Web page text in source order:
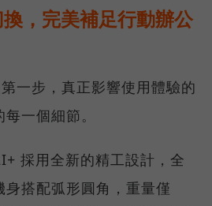
，完美補足行動辦公
一步，真正影響使用體驗的
一個細節。
採用全新的精工設計，全
搭配弧形圓角，重量僅